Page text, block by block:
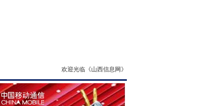
欢迎光临《山西信息网》